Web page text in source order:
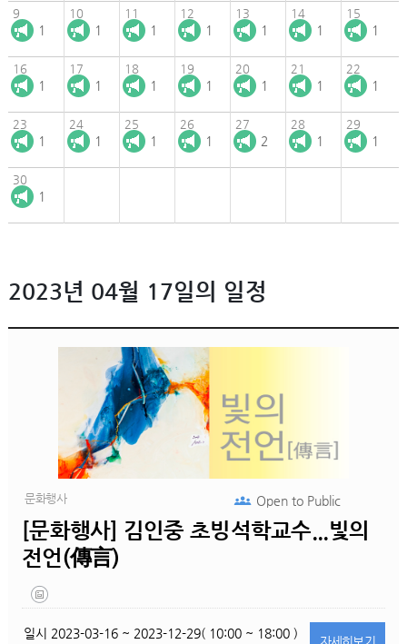
9
1
10
1
11
1
12
1
13
1
14
1
15
1
16
1
17
1
18
1
19
1
20
1
21
1
22
1
23
1
24
1
25
1
26
1
27
2
28
1
29
1
30
1
2023년 04월 17일의 일정
문화행사
[문화행사] 김인중 초빙석학교수...빛의
전언(傳言)
Open toPublic
일시 2023-03-16 ~ 2023-12-29( 10:00 ~ 18:00 )